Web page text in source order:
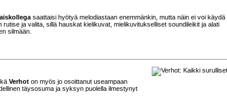
saattaisi hyötyä melodiastaan enemmänkin, mutta näin ei voi käydä
ja valita, sillä hauskat kielikuvat, mielikuvitukselliset soundileikit ja alati
silmään.
Verhot on myös jo osoittanut useampaan
täysosuma ja syksyn puolella ilmestynyt